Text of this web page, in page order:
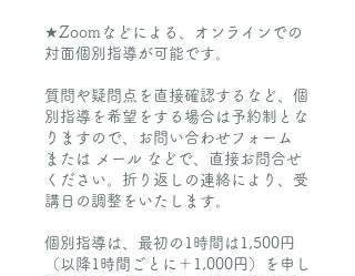
★Zoomなどによる、オンラインでの
対面個別指導が可能です。
質問や疑問点を直接確認するなど、個
別指導を希望をする場合は予約制とな
りますので、お問い合わせフォーム
または メール などで、直接お問合せ
ください。折り返しの連絡により、受
講日の調整をいたします。
個別指導は、最初の1時間は1,500円
（以降1時間ごとに＋1,000円）を申し